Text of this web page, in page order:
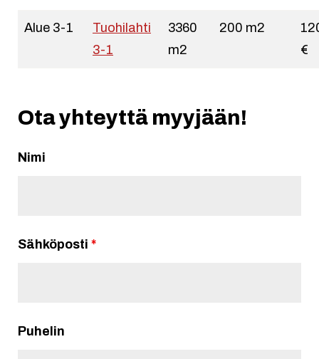
Alue 3-1
Tuohilahti
3-1
3360
m2
200 m2
€
Ota yhteyttä myyjään!
Nimi
Sähköposti *
Puhelin